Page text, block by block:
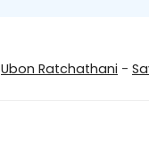
Ubon Ratchathani -